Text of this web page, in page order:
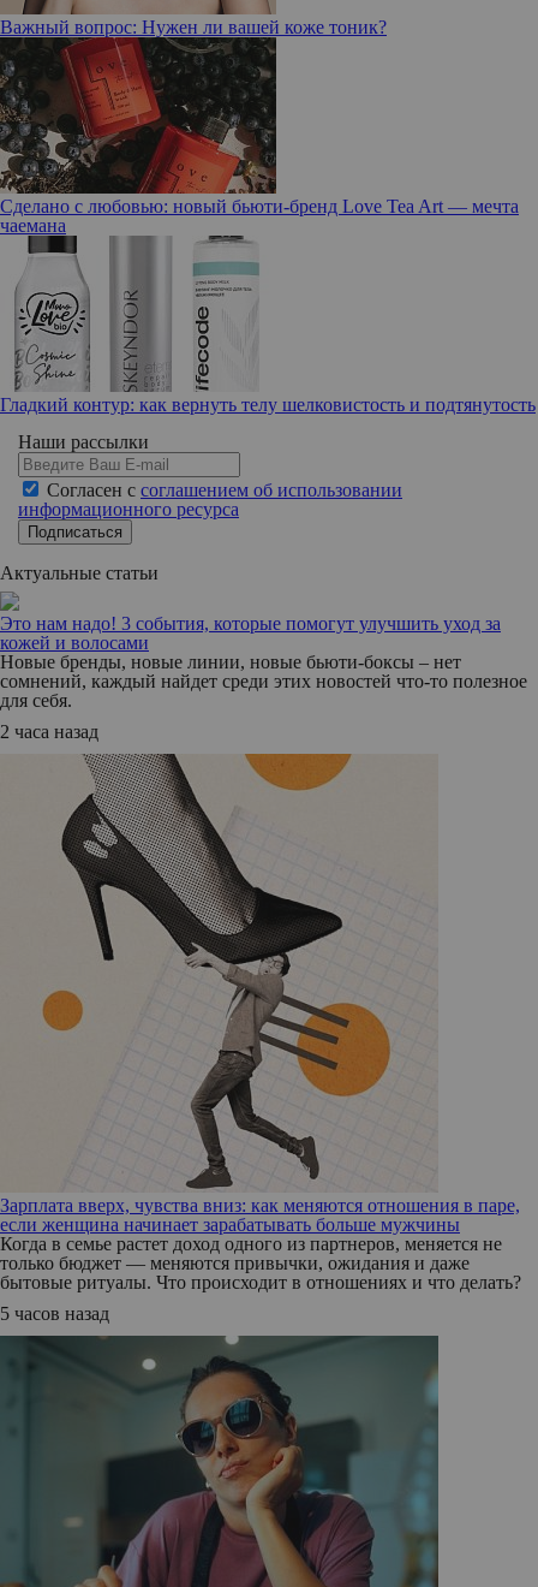
Важный вопрос: Нужен ли вашей коже тоник?
Сделано с любовью: новый бьюти-бренд Love Tea Art — мечта
чаемана
Гладкий контур: как вернуть телу шелковистость и подтянутость
Наши рассылки
Согласен с соглашением об использовании
информационного ресурса
Подписаться
Актуальные статьи
Это нам надо! 3 события, которые помогут улучшить уход за
кожей и волосами
Новые бренды, новые линии, новые бьюти-боксы – нет
сомнений, каждый найдет среди этих новостей что-то полезное
для себя.
2 часа назад
Зарплата вверх, чувства вниз: как меняются отношения в паре,
если женщина начинает зарабатывать больше мужчины
Когда в семье растет доход одного из партнеров, меняется не
только бюджет — меняются привычки, ожидания и даже
бытовые ритуалы. Что происходит в отношениях и что делать?
5 часов назад